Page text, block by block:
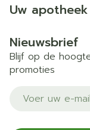
Uw apotheek
Nieuwsbrief
Blijf op de
promoties
E-mail adres